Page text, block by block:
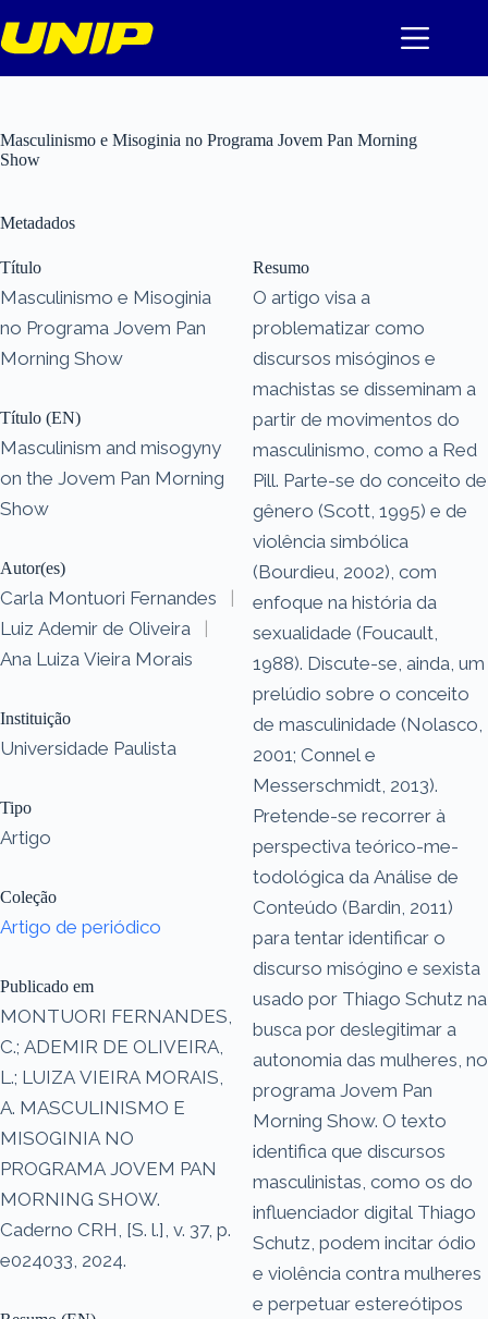
para
o
Masculinismo e Misoginia no Programa Jovem Pan Morning
Show
Metadados
Título
Masculinismo e Misoginia
no Programa Jovem Pan
Morning Show
Título (EN)
Masculinism and misogyny
on the Jovem Pan Morning
Show
Autor(es)
Carla Montuori Fernandes
|
Luiz Ademir de Oliveira
|
Ana Luiza Vieira Morais
Instituição
Universidade Paulista
Tipo
Artigo
Coleção
Artigo de periódico
Publicado em
MONTUORI FERNANDES,
C.; ADEMIR DE OLIVEIRA,
L.; LUIZA VIEIRA MORAIS,
A. MASCULINISMO E
MISOGINIA NO
PROGRAMA JOVEM PAN
MORNING SHOW.
Caderno CRH, [S. l.], v. 37, p.
e024033, 2024.
Resumo
O artigo visa a
problematizar como
discursos misóginos e
machistas se disseminam a
partir de movimentos do
masculinismo, como a Red
Pill. Parte-se do conceito de
gênero (Scott, 1995) e de
violência simbólica
(Bourdieu, 2002), com
enfoque na história da
sexualidade (Foucault,
1988). Discute-se, ainda, um
prelúdio sobre o conceito
de masculinidade (Nolasco,
2001; Connel e
Messerschmidt, 2013).
Pretende-se recorrer à
perspectiva teórico-me-
todológica da Análise de
Conteúdo (Bardin, 2011)
para tentar identificar o
discurso misógino e sexista
usado por Thiago Schutz na
busca por deslegitimar a
autonomia das mulheres, no
programa Jovem Pan
Morning Show. O texto
identifica que discursos
masculinistas, como os do
influenciador digital Thiago
Schutz, podem incitar ódio
e violência contra mulheres
e perpetuar estereótipos